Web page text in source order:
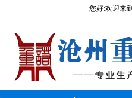
您好:欢迎来